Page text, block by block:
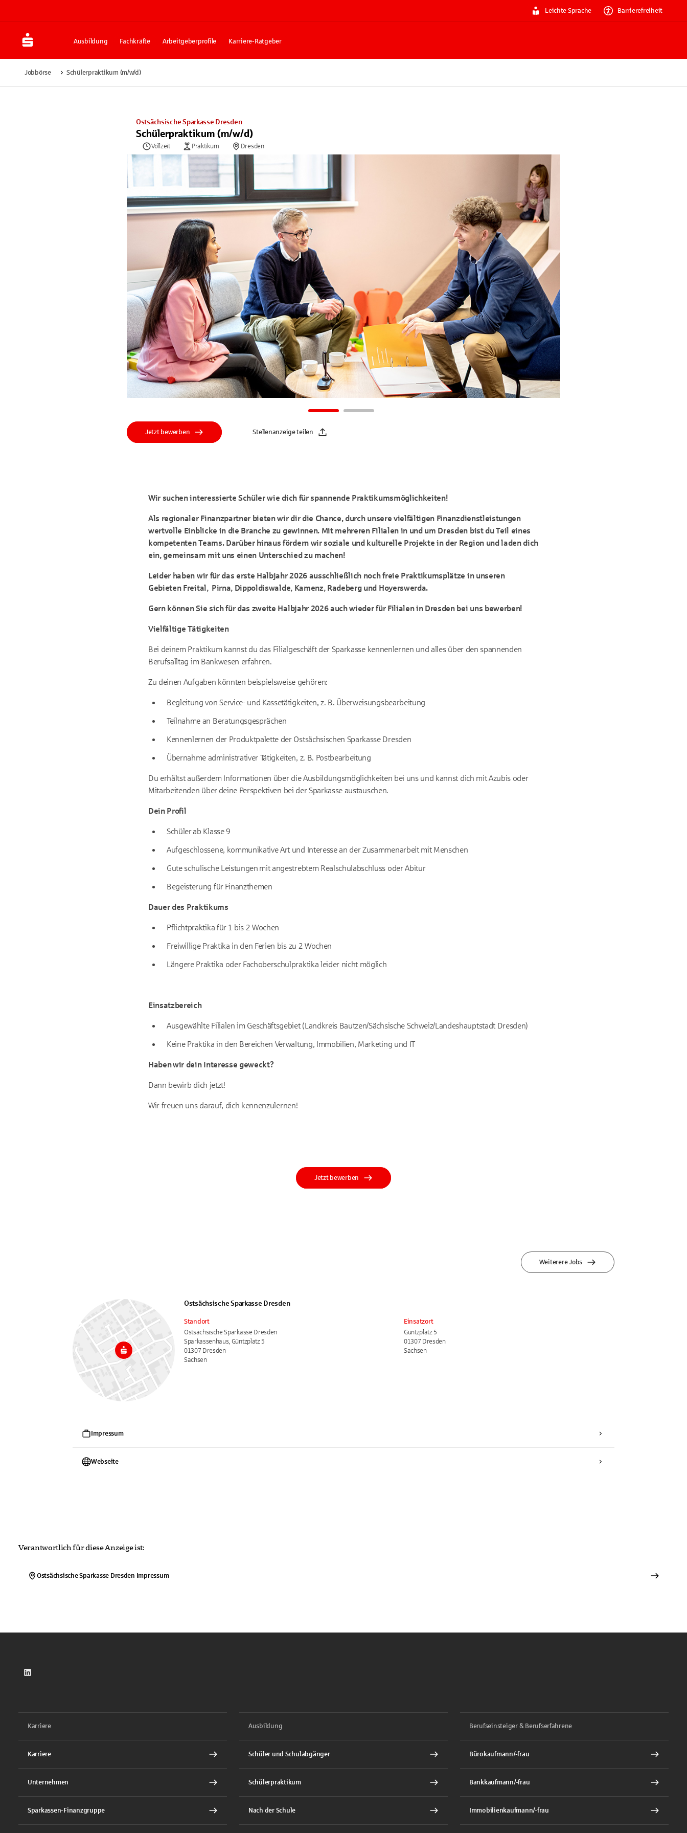
Leichte Sprache Barrierefreiheit
Ausbildung Fachkräfte Arbeitgeberprofile Karriere-Ratgeber
Jobbörse Schülerpraktikum (m/w/d)
Ostsächsische Sparkasse Dresden
Schülerpraktikum (m/w/d)
Vollzeit Praktikum Dresden
Jetzt bewerben Stellenanzeige teilen
Wir suchen interessierte Schüler wie dich für spannende Praktikumsmöglichkeiten!
Als regionaler Finanzpartner bieten wir dir die Chance, durch unsere vielfältigen Finanzdienstleistungen
wertvolle Einblicke in die Branche zu gewinnen. Mit mehreren Filialen in und um Dresden bist du Teil eines
kompetenten Teams. Darüber hinaus fördern wir soziale und kulturelle Projekte in der Region und laden dich
ein, gemeinsam mit uns einen Unterschied zu machen!
Leider haben wir für das erste Halbjahr 2026 ausschließlich noch freie Praktikumsplätze in unseren
Gebieten Freital, Pirna, Dippoldiswalde, Kamenz, Radeberg und Hoyerswerda.
Gern können Sie sich für das zweite Halbjahr 2026 auch wieder für Filialen in Dresden bei uns bewerben!
Vielfältige Tätigkeiten
Bei deinem Praktikum kannst du das Filialgeschäft der Sparkasse kennenlernen und alles über den spannenden
Berufsalltag im Bankwesen erfahren.
Zu deinen Aufgaben könnten beispielsweise gehören:
Begleitung von Service- und Kassetätigkeiten, z. B. Überweisungsbearbeitung
Teilnahme an Beratungsgesprächen
Kennenlernen der Produktpalette der Ostsächsischen Sparkasse Dresden
Übernahme administrativer Tätigkeiten, z. B. Postbearbeitung
Du erhältst außerdem Informationen über die Ausbildungsmöglichkeiten bei uns und kannst dich mit Azubis oder
Mitarbeitenden über deine Perspektiven bei der Sparkasse austauschen.
Dein Profil
Schüler ab Klasse 9
Aufgeschlossene, kommunikative Art und Interesse an der Zusammenarbeit mit Menschen
Gute schulische Leistungen mit angestrebtem Realschulabschluss oder Abitur
Begeisterung für Finanzthemen
Dauer des Praktikums
Pflichtpraktika für 1 bis 2 Wochen
Freiwillige Praktika in den Ferien bis zu 2 Wochen
Längere Praktika oder Fachoberschulpraktika leider nicht möglich
Einsatzbereich
Ausgewählte Filialen im Geschäftsgebiet (Landkreis Bautzen/Sächsische Schweiz/Landeshauptstadt Dresden)
Keine Praktika in den Bereichen Verwaltung, Immobilien, Marketing und IT
Haben wir dein Interesse geweckt?
Dann bewirb dich jetzt!
Wir freuen uns darauf, dich kennenzulernen!
Jetzt bewerben
Weiterere Jobs
Ostsächsische Sparkasse Dresden
Standort
Ostsächsische Sparkasse Dresden
Sparkassenhaus, Güntzplatz 5
01307 Dresden
Sachsen
Einsatzort
Güntzplatz 5
01307 Dresden
Sachsen
Impressum
Webseite
Verantwortlich für diese Anzeige ist:
Ostsächsische Sparkasse Dresden Impressum
LinkedIn
Karriere
Karriere
Unternehmen
Sparkassen-Finanzgruppe
Ausbildung
Schüler und Schulabgänger
Schülerpraktikum
Nach der Schule
Berufseinsteiger & Berufserfahrene
Bürokaufmann/-frau
Bankkaufmann/-frau
Immobilienkaufmann/-frau